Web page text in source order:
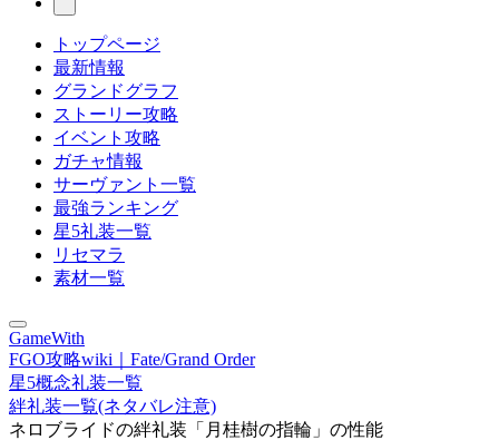
トップページ
最新情報
グランドグラフ
ストーリー攻略
イベント攻略
ガチャ情報
サーヴァント一覧
最強ランキング
星5礼装一覧
リセマラ
素材一覧
GameWith
FGO攻略wiki｜Fate/Grand Order
星5概念礼装一覧
絆礼装一覧(ネタバレ注意)
ネロブライドの絆礼装「月桂樹の指輪」の性能